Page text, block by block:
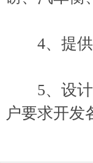
4、提供
5、设计
户要求开发